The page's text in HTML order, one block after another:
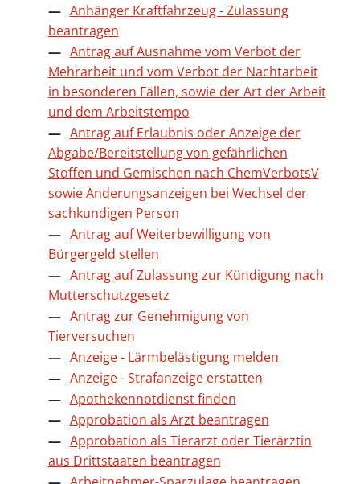
Anhänger Kraftfahrzeug - Zulassung
beantragen
Antrag auf Ausnahme vom Verbot der
Mehrarbeit und vom Verbot der Nachtarbeit
in besonderen Fällen, sowie der Art der Arbeit
und dem Arbeitstempo
Antrag auf Erlaubnis oder Anzeige der
Abgabe/Bereitstellung von gefährlichen
Stoffen und Gemischen nach ChemVerbotsV
sowie Änderungsanzeigen bei Wechsel der
sachkundigen Person
Antrag auf Weiterbewilligung von
Bürgergeld stellen
Antrag auf Zulassung zur Kündigung nach
Mutterschutzgesetz
Antrag zur Genehmigung von
Tierversuchen
Anzeige - Lärmbelästigung melden
Anzeige - Strafanzeige erstatten
Apothekennotdienst finden
Approbation als Arzt beantragen
Approbation als Tierarzt oder Tierärztin
aus Drittstaaten beantragen